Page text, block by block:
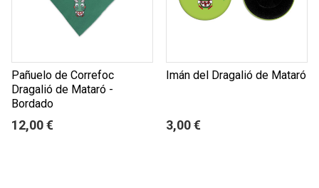
Pañuelo de Correfoc
Dragalió de Mataró -
Bordado
12,00 €
Imán del Dragalió de Mataró
3,00 €